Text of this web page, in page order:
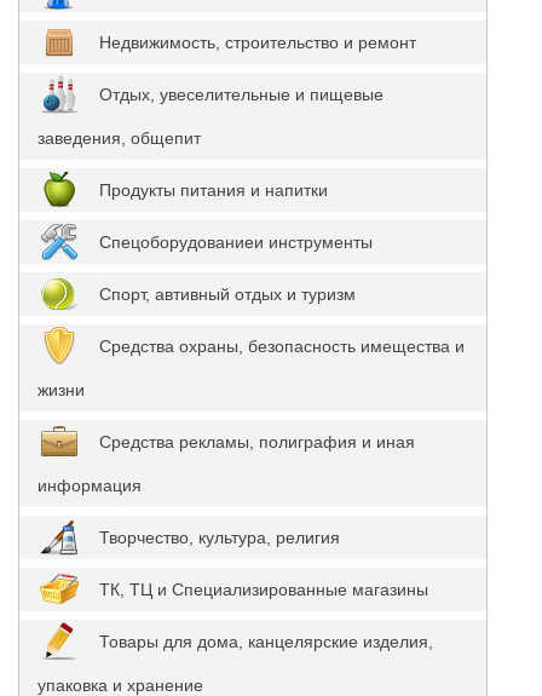
Недвижимость, строительство и ремонт
Отдых, увеселительные и пищевые
заведения, общепит
Продукты питания и напитки
Спецоборудованиеи инструменты
Спорт, автивный отдых и туризм
Средства охраны, безопасность имещества и
жизни
Средства рекламы, полиграфия и иная
информация
Творчество, культура, религия
ТК, ТЦ и Специализированные магазины
Товары для дома, канцелярские изделия,
упаковка и хранение